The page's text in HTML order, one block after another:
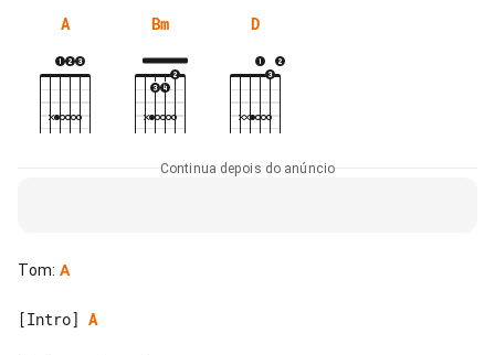
A Bm D
Continua depois do anúncio
Tom: A
[Intro] A